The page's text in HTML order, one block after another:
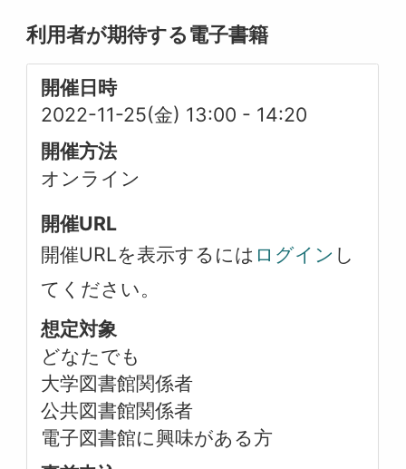
利用者が期待する電子書籍
開催日時
2022-11-25(金) 13:00 - 14:20
開催方法
オンライン
開催URL
開催URLを表示するには ログイン し
てください。
想定対象
どなたでも
大学図書館関係者
公共図書館関係者
電子図書館に興味がある方